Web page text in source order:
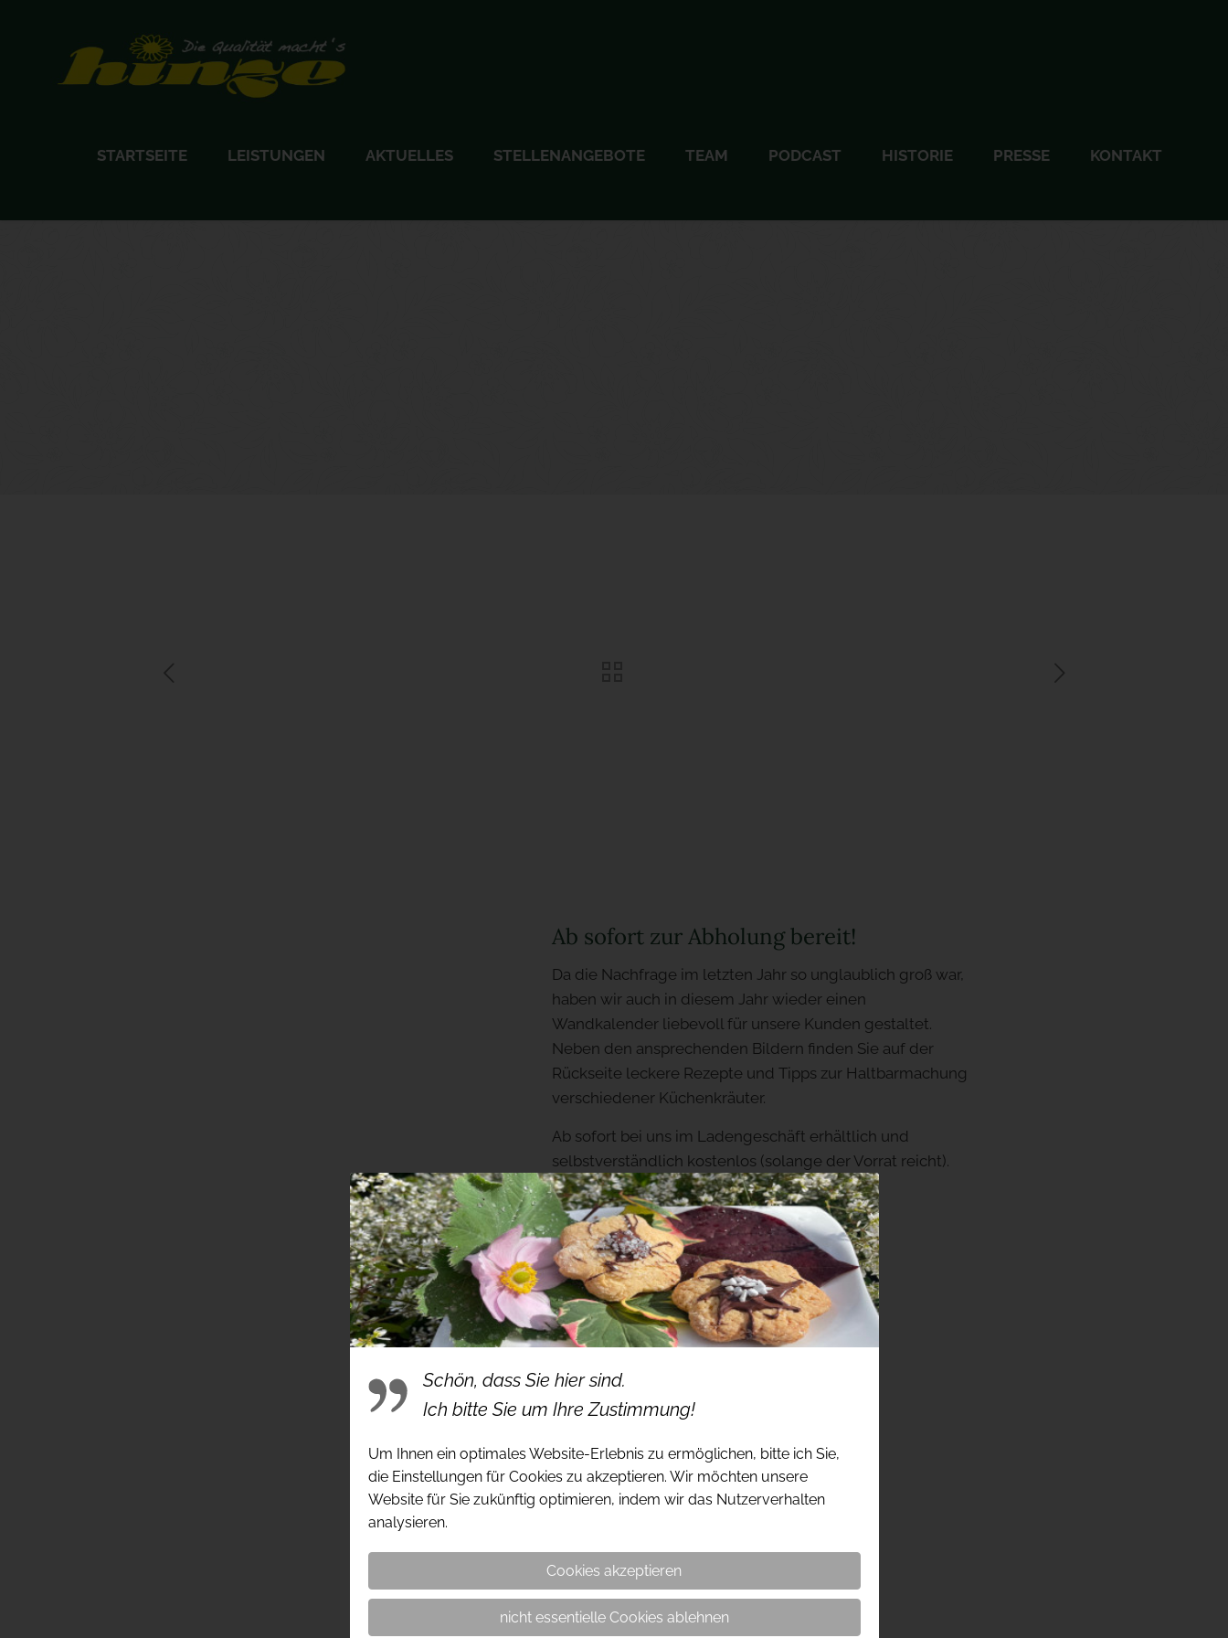
STARTSEITE LEISTUNGEN AKTUELLES STELLENANGEBOTE TEAM PODCAST HISTORIE PRESSE KONTAKT
Ab sofort zur Abholung bereit!
Da die Nachfrage im letzten Jahr so unglaublich groß war,
haben wir auch in diesem Jahr wieder einen
Wandkalender liebevoll für unsere Kunden gestaltet.
Neben den ansprechenden Bildern finden Sie auf der
Rückseite leckere Rezepte und Tipps zur Haltbarmachung
verschiedener Küchenkräuter.
Ab sofort bei uns im Ladengeschäft erhältlich und
selbstverständlich kostenlos (solange der Vorrat reicht).
Schön, dass Sie hier sind.
Ich bitte Sie um Ihre Zustimmung!
Um Ihnen ein optimales Website-Erlebnis zu ermöglichen, bitte ich Sie,
die Einstellungen für Cookies zu akzeptieren. Wir möchten unsere
Website für Sie zukünftig optimieren, indem wir das Nutzerverhalten
analysieren.
Cookies akzeptieren
nicht essentielle Cookies ablehnen